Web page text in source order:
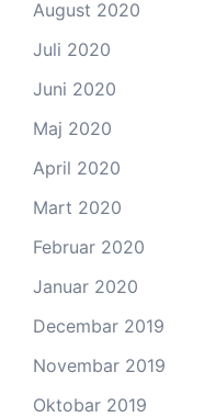
August 2020
Juli 2020
Juni 2020
Maj 2020
April 2020
Mart 2020
Februar 2020
Januar 2020
Decembar 2019
Novembar 2019
Oktobar 2019